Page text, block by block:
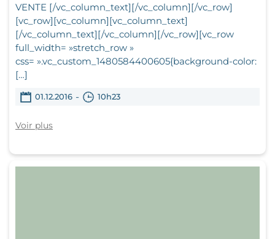
VENTE [/vc_column_text][/vc_column][/vc_row]
[vc_row][vc_column][vc_column_text]
[/vc_column_text][/vc_column][/vc_row][vc_row
full_width= »stretch_row »
css= ».vc_custom_1480584400605{background-color:
[…]
01.12.2016 - 10h23
Voir plus